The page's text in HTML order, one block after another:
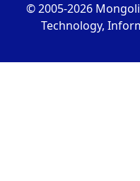
© 2005-2026
Technology,